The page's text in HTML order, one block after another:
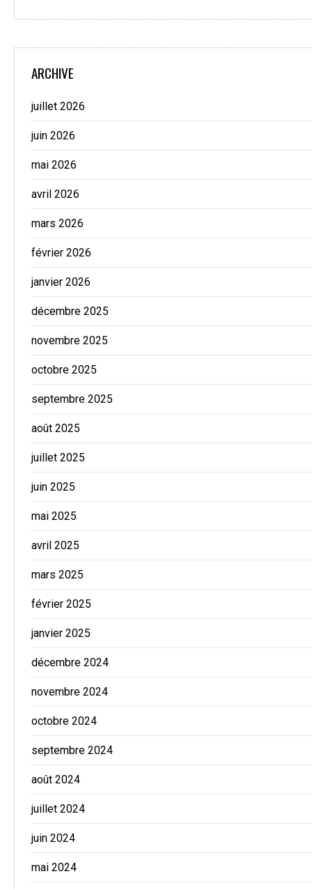
ARCHIVE
juillet 2026
juin 2026
mai 2026
avril 2026
mars 2026
février 2026
janvier 2026
décembre 2025
novembre 2025
octobre 2025
septembre 2025
août 2025
juillet 2025
juin 2025
mai 2025
avril 2025
mars 2025
février 2025
janvier 2025
décembre 2024
novembre 2024
octobre 2024
septembre 2024
août 2024
juillet 2024
juin 2024
mai 2024